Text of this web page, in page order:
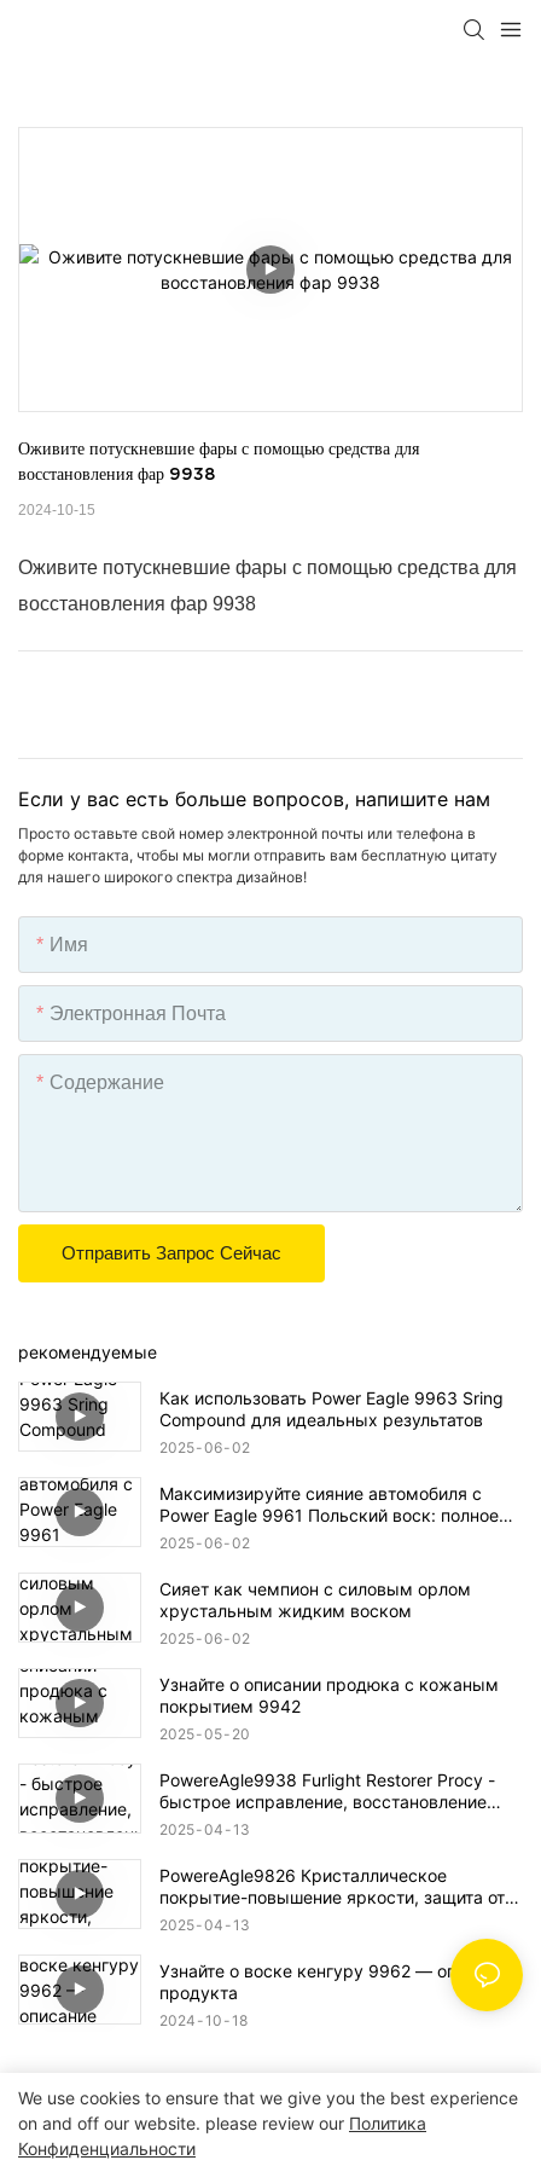
Оживите потускневшие фары с помощью средства для
восстановления фар 9938
2024-10-15
Оживите потускневшие фары с помощью средства для
восстановления фар 9938
Если у вас есть больше вопросов, напишите нам
Просто оставьте свой номер электронной почты или телефона в
форме контакта, чтобы мы могли отправить вам бесплатную цитату
для нашего широкого спектра дизайнов!
Имя
Электронная Почта
Содержание
Отправить Запрос Сейчас
рекомендуемые
Как использовать Power Eagle 9963 Sring
Compound для идеальных результатов
2025 06 02
Максимизируйте сияние автомобиля с
Power Eagle 9961 Польский воск: полное
руководство
2025 06 02
Сияет как чемпион с силовым орлом
хрустальным жидким воском
2025 06 02
Узнайте о описании продюка с кожаным
покрытием 9942
2025 05 20
PowereAgle9938 Furlight Restorer Procy -
быстрое исправление, восстановление
ясности, повышение безопасности
2025 04 13
PowereAgle9826 Кристаллическое
покрытие-повышение яркости, защита от
водных ресурсов
2025 04 13
Узнайте о воске кенгуру 9962 — описание
продукта
2024 10 18
Авторские права © 2024 POWER EAGLE INDUSTRIES,
We use cookies to ensure that we give you the best experience
on and off our website. please review our Политика
Конфиденциальности